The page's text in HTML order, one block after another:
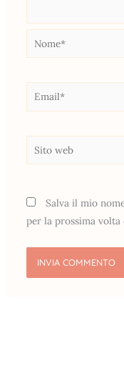
Nome*
Email*
web
Salva il mio
per la prossima volta